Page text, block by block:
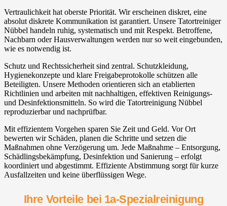
Vertraulichkeit hat oberste Priorität. Wir erscheinen diskret, eine
absolut diskrete Kommunikation ist garantiert. Unsere Tatortreiniger
Nübbel handeln ruhig, systematisch und mit Respekt. Betroffene,
Nachbarn oder Hausverwaltungen werden nur so weit eingebunden,
wie es notwendig ist.
Schutz und Rechtssicherheit sind zentral. Schutzkleidung,
Hygienekonzepte und klare Freigabeprotokolle schützen alle
Beteiligten. Unsere Methoden orientieren sich an etablierten
Richtlinien und arbeiten mit nachhaltigen, effektiven Reinigungs-
und Desinfektionsmitteln. So wird die Tatortreinigung Nübbel
reproduzierbar und nachprüfbar.
Mit effizientem Vorgehen sparen Sie Zeit und Geld. Vor Ort
bewerten wir Schäden, planen die Schritte und setzen die
Maßnahmen ohne Verzögerung um. Jede Maßnahme – Entsorgung,
Schädlingsbekämpfung, Desinfektion und Sanierung – erfolgt
koordiniert und abgestimmt. Effiziente Abstimmung sorgt für kurze
Ausfallzeiten und keine überflüssigen Wege.
Ihre Vorteile bei 1a-Spezialreinigung